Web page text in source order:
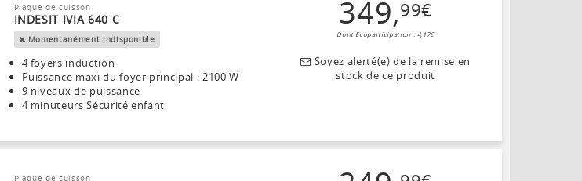
Plaque de cuisson
INDESIT IVIA 640 C
Momentanément indisponible
4 foyers induction
Puissance maxi du foyer principal : 2100 W
9 niveaux de puissance
4 minuteurs Sécurité enfant
349,99€
Dont Ecoparticipation : 4,17€
Soyez alerté(e) de la remise en
stock de ce produit
Plaque de cuisson